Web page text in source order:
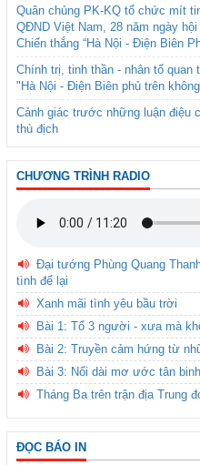
Quân chủng PK-KQ tổ chức mít
QĐND Việt Nam, 28 năm ngày
Chiến thắng “Hà Nội - Điện Biên
Chính trị, tinh thần - nhân tố quan
"Hà Nội - Điện Biên phủ trên
Cảnh giác trước những luận điệu
thù địch
CHƯƠNG TRÌNH RADIO
Đại tướng Phùng Quang
tình để lại
Xanh mãi tình yêu bầu trời
Bài 1: Tổ 3 người - xưa mà
Bài 2: Truyền cảm hứng từ
Bài 3: Nối dài mơ ước tân binh
Tháng Ba trên trận địa Trung
ĐỌC BÁO IN